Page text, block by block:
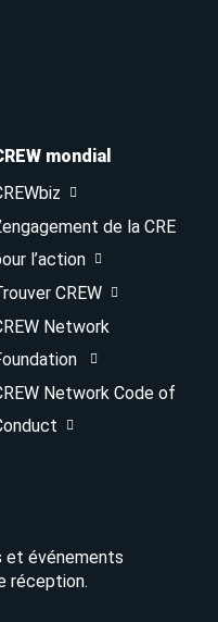
mondial
de la CRE
l’action
CREW
Network
Network Code of
et événements
réception.